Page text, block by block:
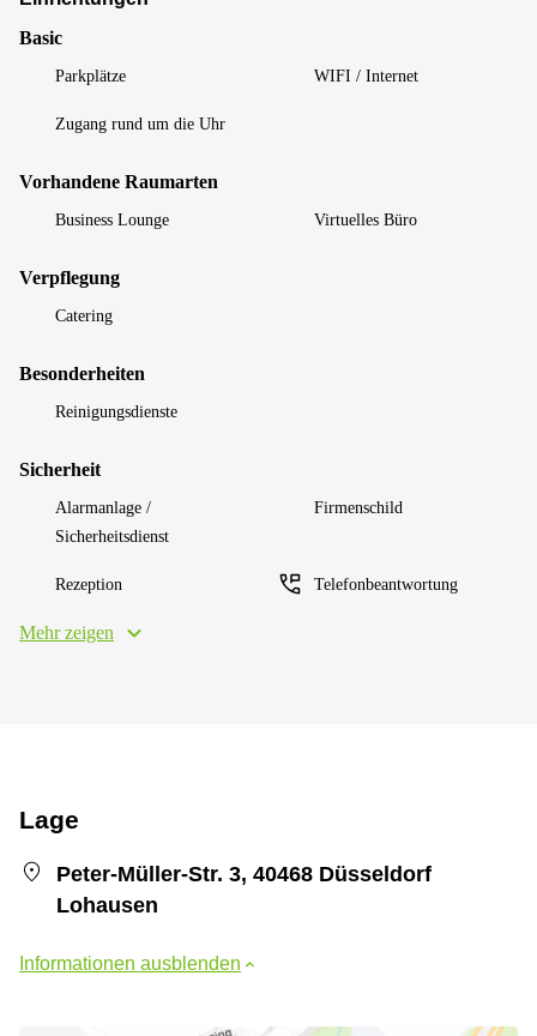
Basic
Parkplätze WIFI / Internet
Zugang rund um die Uhr
Vorhandene Raumarten
Business Lounge Virtuelles Büro
Verpflegung
Catering
Besonderheiten
Reinigungsdienste
Sicherheit
Alarmanlage /
Sicherheitsdienst
Firmenschild
Rezeption Telefonbeantwortung
Mehr zeigen
Lage
Peter-Müller-Str. 3, 40468 Düsseldorf
Lohausen
Informationen ausblenden